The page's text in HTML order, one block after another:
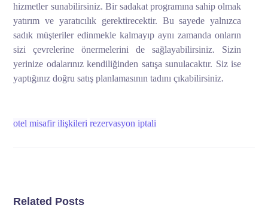
hizmetler sunabilirsiniz. Bir sadakat programına sahip olmak
yatırım ve yaratıcılık gerektirecektir. Bu sayede yalnızca
sadık müşteriler edinmekle kalmayıp aynı zamanda onların
sizi çevrelerine önermelerini de sağlayabilirsiniz. Sizin
yerinize odalarınız kendiliğinden satışa sunulacaktır. Siz ise
yaptığınız doğru satış planlamasının tadını çıkabilirsiniz.
otel misafir ilişkileri rezervasyon iptali
Related Posts